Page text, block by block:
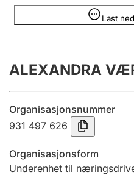
Registrere, endre, slette
Innsending og
Tinglysing
Last
Opplysninger er skjult
ALEXANDRA
Organisasjonsnummer
931 497 626
Organisasjonsform
Underenhet til